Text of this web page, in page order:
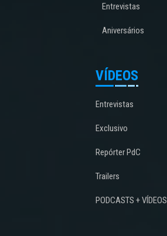
Entrevistas
Aniversários
VÍDEOS
Entrevistas
Exclusivo
Repórter PdC
Trailers
PODCASTS + VÍDEOS